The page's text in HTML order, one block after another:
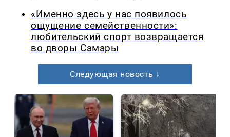
«Именно здесь у нас появилось
ощущение семейственности»:
любительский спорт возвращается
во дворы Самары
Следующая новость ↓